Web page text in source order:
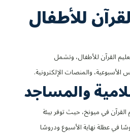
للأطفال
القرآن للأطفال، وتشمل
الأسبوعية، والمنصات الإلكترونية.
في ميونخ، حيث توفر بيئة
في عطلة نهاية الأسبوع ودروسًا